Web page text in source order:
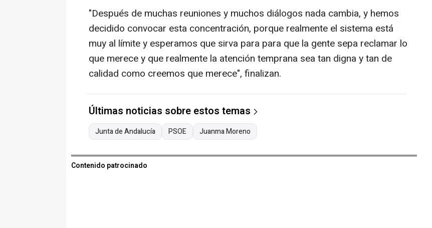
"Después de muchas reuniones y muchos diálogos nada cambia, y hemos
decidido convocar esta concentración, porque realmente el sistema está
muy al límite y esperamos que sirva para para que la gente sepa reclamar lo
que merece y que realmente la atención temprana sea tan digna y tan de
calidad como creemos que merece", finalizan.
Últimas noticias sobre estos temas
Junta de Andalucía PSOE Juanma Moreno
Contenido patrocinado